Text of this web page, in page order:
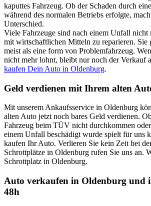
kaputtes Fahrzeug. Ob der Schaden durch
während des normalen Betriebs erfolgte,
Unterschied.
Viele Fahrzeuge sind nach einem Unfall nicht
mit wirtschaftlichen Mitteln zu reparieren. Sie
meist als eine form von Problemfahrzeug.
nicht mehr lohnt, bleibt nur noch der Verkauf
kaufen Dein Auto in Oldenburg.
Geld verdienen mit Ihrem alten
Mit unserem Ankaufsservice in Oldenburg
alten Auto jetzt noch bares Geld verdienen.
Fahrzeug beim TÜV nicht durchkommen
einem Unfall beschädigt wurde spielt für uns
kaufen Ihr Auto. Verlieren Sie kein Zeit bei
Schrottplätze in Oldenburg rufen Sie uns an.
Schrottplatz in Oldenburg.
Auto verkaufen in Oldenburg und
48h